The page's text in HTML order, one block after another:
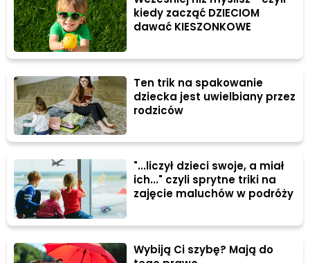
kiedy zacząć DZIECIOM
dawać KIESZONKOWE
Ten trik na spakowanie
dziecka jest uwielbiany przez
rodziców
"...liczył dzieci swoje, a miał
ich..." czyli sprytne triki na
zajęcie maluchów w podróży
Wybiją Ci szybę? Mają do